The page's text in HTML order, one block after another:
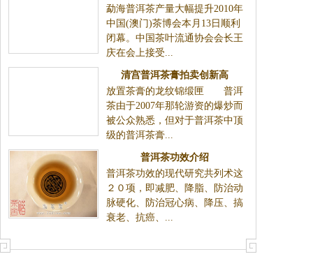
勐海普洱茶产量大幅提升2010年
中国(澳门)茶博会本月13日顺利
闭幕。中国茶叶流通协会会长王
庆在会上接受...
清宫普洱茶膏拍卖创新高
放置茶膏的龙纹锦缎匣 普洱
茶由于2007年那轮游资的爆炒而
被公众熟悉，但对于普洱茶中顶
级的普洱茶膏...
普洱茶功效介绍
普洱茶功效的现代研究共列术这
２０项，即减肥、降脂、防治动
脉硬化、防治冠心病、降压、搞
衰老、抗癌、...